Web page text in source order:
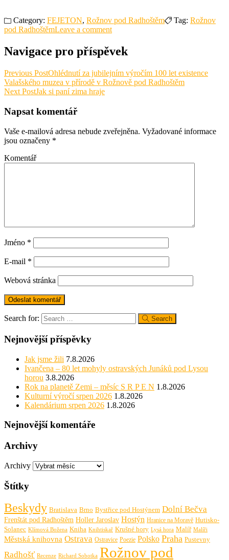
Category: FEJETON, Rožnov pod Radhoštěm Tag: Rožnov
pod RadhoštěmLeave a comment
Navigace pro příspěvek
Previous PostOhlédnutí za jubilejním výročím 100 let existence
Valašského muzea v přírodě v Rožnově pod Radhoštěm
Next PostJak si paní zima hraje
Napsat komentář
Vaše e-mailová adresa nebude zveřejněna. Vyžadované informace
jsou označeny *
Komentář
Jméno *
E-mail *
Webová stránka
Search for: Search
Nejnovější příspěvky
Jak jsme žili 7.8.2026
Ivančena – 80 let mohyly ostravských Junáků pod Lysou
horou 3.8.2026
Rok na planetě Zemi – měsíc S R P E N 1.8.2026
Kulturní výročí srpen 2026 1.8.2026
Kalendárium srpen 2026 1.8.2026
Nejnovější komentáře
Archivy
Archivy
Štítky
Beskydy Bratislava Brno Bystřice pod Hostýnem Dolní Bečva
Frenštát pod Radhoštěm Holler Jaroslav Hostýn Hranice na Moravě Hutisko-
Solanec Klímová Božena Kniha Knihtiskař Krušné hory Lysá hora Malíř Malíři
Městská knihovna Ostrava Ostravice Poezie Polsko Praha Pustevny
Radhošť Recenze Richard Sobotka Rožnov pod